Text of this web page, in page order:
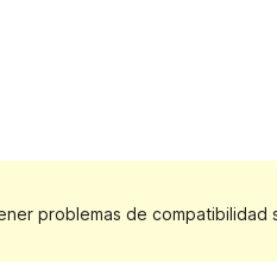
problemas de compatibilidad